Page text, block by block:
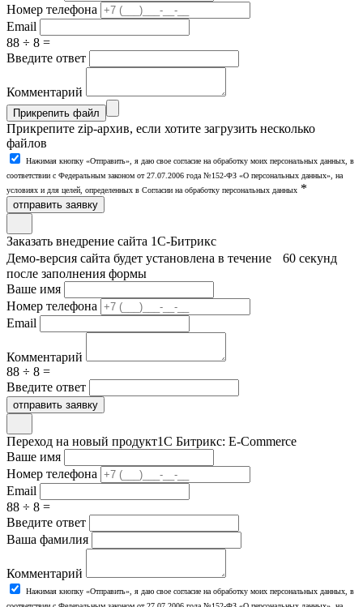
Номер телефона
Email
88 ÷ 8 =
Введите ответ
Комментарий
Прикрепить файл
Прикрепите zip-архив, если хотите загрузить несколько
файлов
Нажимая кнопку «Отправить», я даю свое согласие на обработку моих персональных данных, в
соответствии с Федеральным законом от 27.07.2006 года №152-ФЗ «О персональных данных», на
условиях и для целей, определенных в Согласии на обработку персональных данных *
отправить заявку
Заказать внедрение сайта 1С-Битрикс
Демо-версия сайта будет установлена в течение 60 секунд
после заполнения формы
Ваше имя
Номер телефона
Email
Комментарий
88 ÷ 8 =
Введите ответ
отправить заявку
Переход на новый продукт1С Битрикс: E-Commerce
Ваше имя
Номер телефона
Email
88 ÷ 8 =
Введите ответ
Ваша фамилия
Комментарий
Нажимая кнопку «Отправить», я даю свое согласие на обработку моих персональных данных, в